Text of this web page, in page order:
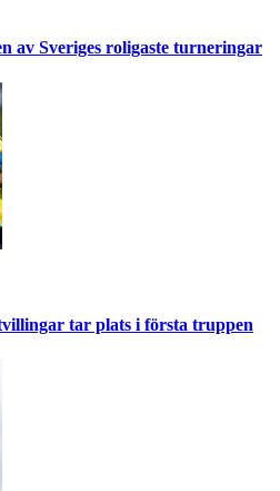
av Sveriges roligaste turneringar
tar plats i första truppen